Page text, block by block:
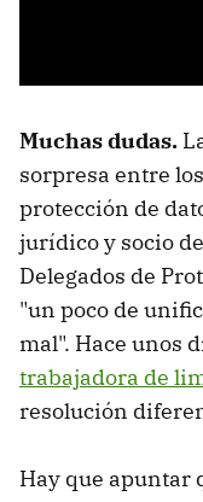
Muchas dudas.
sorpresa entre
protección de
jurídico y socio
Delegados de
"un poco de
mal". Hace unos
trabajadora de
resolución
Hay que apuntar